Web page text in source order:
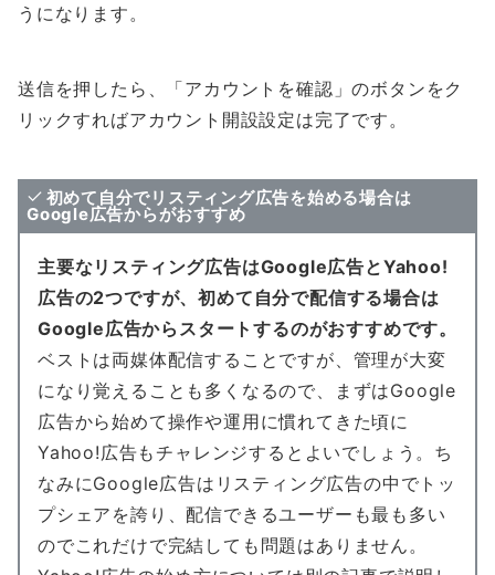
うになります。
送信を押したら、「アカウントを確認」のボタンをク
リックすればアカウント開設設定は完了です。
初めて自分でリスティング広告を始める場合は
Google広告からがおすすめ
主要なリスティング広告はGoogle広告とYahoo!
広告の2つですが、初めて自分で配信する場合は
Google広告からスタートするのがおすすめです。
ベストは両媒体配信することですが、管理が大変
になり覚えることも多くなるので、まずはGoogle
広告から始めて操作や運用に慣れてきた頃に
Yahoo!広告もチャレンジするとよいでしょう。ち
なみにGoogle広告はリスティング広告の中でトッ
プシェアを誇り、配信できるユーザーも最も多い
のでこれだけで完結しても問題はありません。